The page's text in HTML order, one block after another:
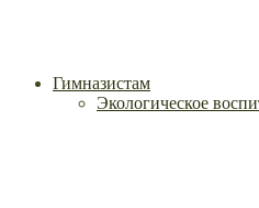
Гимназистам
Экологическое